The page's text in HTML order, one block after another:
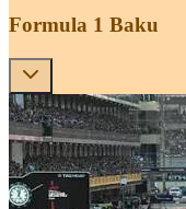
Formula 1 Baku